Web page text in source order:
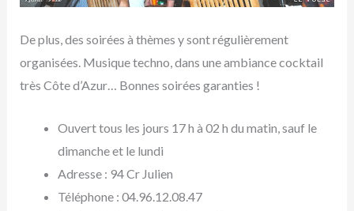
De plus, des soirées à thèmes y sont régulièrement
organisées. Musique techno, dans une ambiance cocktail
très Côte d’Azur… Bonnes soirées garanties !
Ouvert tous les jours 17 h à 02 h du matin, sauf le
dimanche et le lundi
Adresse : 94 Cr Julien
Téléphone : 04.96.12.08.47